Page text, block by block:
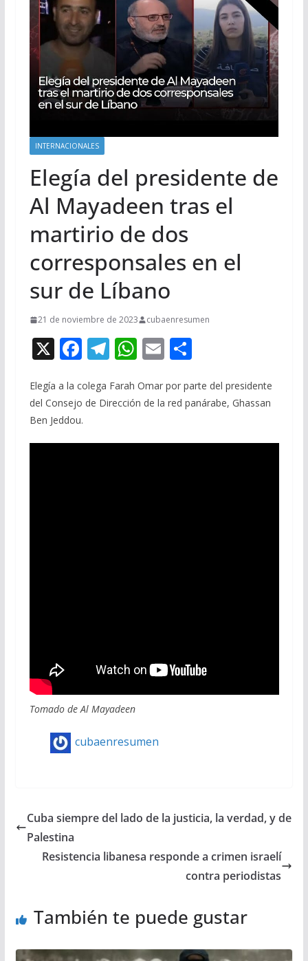
INTERNACIONALES
Elegía del presidente de
Al Mayadeen tras el
martirio de dos
corresponsales en el
sur de Líbano
21 de noviembre de 2023 cubaenresumen
X F
e
b
o
T
e
gr
a
W
at
s
A
E
ai
l
C
m
p
ar
Elegía a la colega Farah Omar por parte del presidente
del Consejo de Dirección de la red panárabe, Ghassan
Ben Jeddou.
Tomado de Al Mayadeen
cubaenresumen
Cuba siempre del lado de la justicia, la verdad, y de
Palestina
Resistencia libanesa responde a crimen israelí
contra periodistas
También te puede gustar